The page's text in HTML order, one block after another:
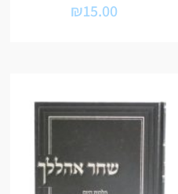
₪15.00